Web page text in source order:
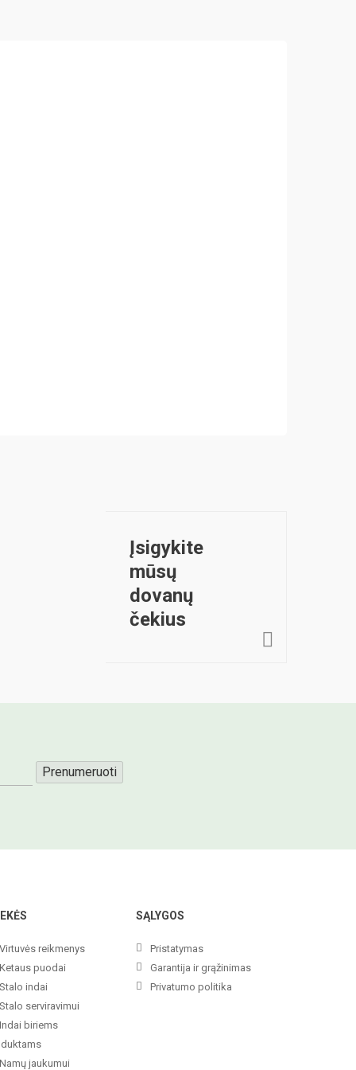
Įsigykite
mūsų
dovanų
čekius
Prenumeruoti
Virtuvės reikmenys
Ketaus puodai
Stalo indai
Stalo serviravimui
Indai biriems
Namų jaukumui
SĄLYGOS
Pristatymas
Garantija ir grąžinimas
Privatumo politika